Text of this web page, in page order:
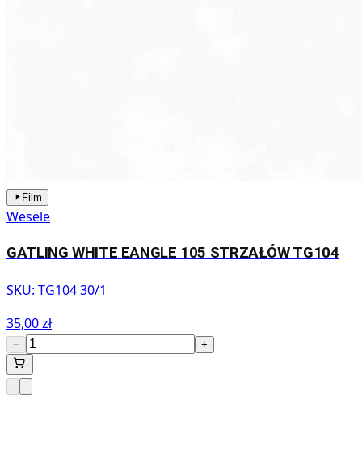
Film
Wesele
GATLING WHITE EANGLE 105 STRZAŁÓW TG104
SKU: TG104 30/1
35,00 zł
− +